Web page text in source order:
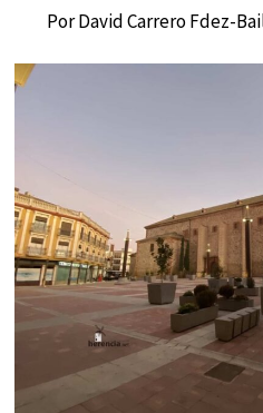
PorDavid Carrero Fdez-